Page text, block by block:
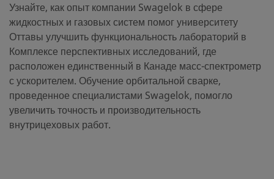
Узнайте, как опыт компании Swagelok в сфере
жидкостных и газовых систем помог университету
Оттавы улучшить функциональность лабораторий в
Комплексе перспективных исследований, где
расположен единственный в Канаде масс-спектрометр
с ускорителем. Обучение орбитальной сварке,
проведенное специалистами Swagelok, помогло
увеличить точность и производительность
внутрицеховых работ.